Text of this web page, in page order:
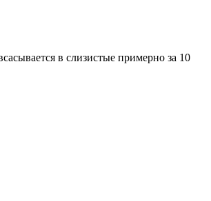
в слизистые примерно за 10